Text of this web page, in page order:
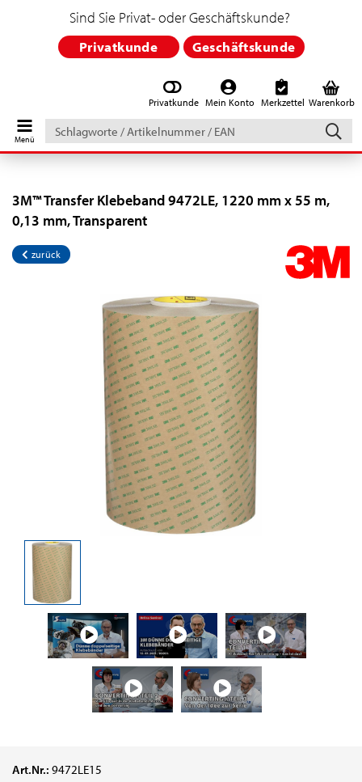
Privatkunde Mein Konto Merkzettel Warenkorb
Schlagworte
/
Artikelnummer
EAN
Sind Sie Privat- oder Geschäftskunde?
Privatkunde Geschäftskunde
3M™ Transfer Klebeband 9472LE, 1220 mm x 55 m,
0,13 mm, Transparent
zurück
Art.Nr.: 9472LE15